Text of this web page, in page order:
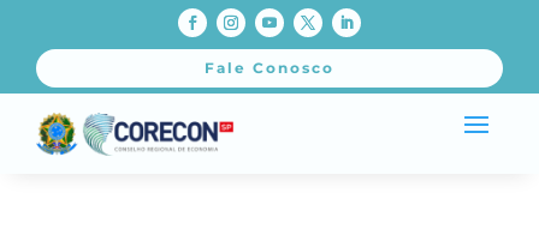
Fale Conosco